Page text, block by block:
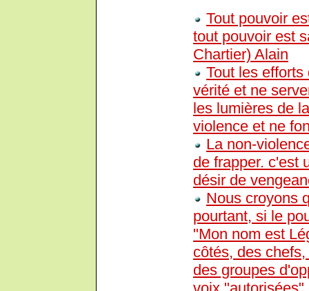
Tout pouvoir
tout pouvoir est
Chartier) Alain
Tout les
vérité et ne
les lumières de
violence et ne
La non-
de frapper. c'est
désir de
Nous croyons
pourtant, si le
"Mon nom est
côtés, des
des groupes